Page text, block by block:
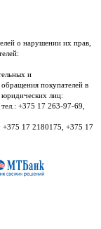
о нарушении их прав,
и
покупателей в
юридических лиц:
+375 17 263-97-69,
+375 17 2180175, +375 17